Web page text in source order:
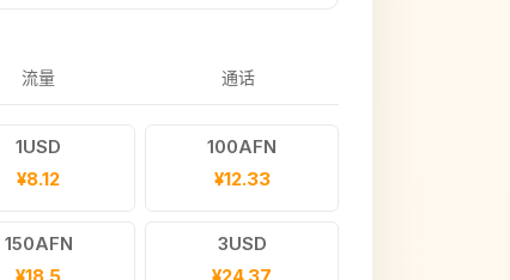
流量 通话
1USD
¥8.12
100AFN
¥12.33
150AFN
3USD